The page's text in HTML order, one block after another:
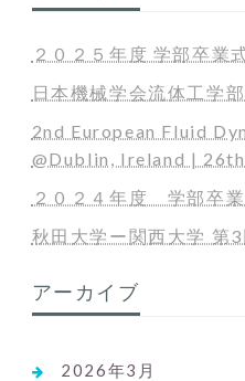
２０２５年度 学部卒業
日本機械学会流体工学
2nd European Fluid
@Dublin, Ireland |
２０２４年度 学部卒
秋田大学ー関西大学 第
アーカイブ
2026年3月